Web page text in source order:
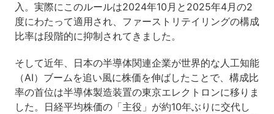
入。実際にこのルールは2024年10月と2025年4月の2
度にわたって適用され、ファーストリテイリングの構成
比率は段階的に抑制されてきました。
そして近年、日本の半導体関連企業が世界的な人工知能
（AI）ブームを追い風に株価を伸ばしたことで、構成比
率の首位は半導体製造装置の東京エレクトロンに移りま
した。日経平均株価の「主役」が約10年ぶりに交代し